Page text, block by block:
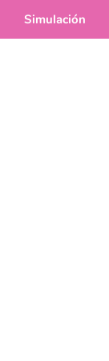
Simulación